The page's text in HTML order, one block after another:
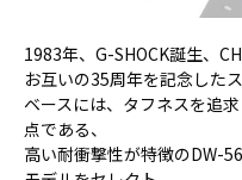
1983年、G-SHOCK誕生、
お互いの35周年を記念した
ベースには、タフネスを追
点である、
高い耐衝撃性が特徴のDW-